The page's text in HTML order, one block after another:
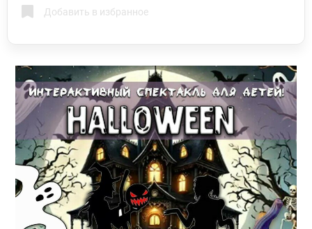
Добавить в избранное